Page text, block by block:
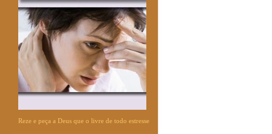
Reze e peça a Deus que o livre de todo estresse